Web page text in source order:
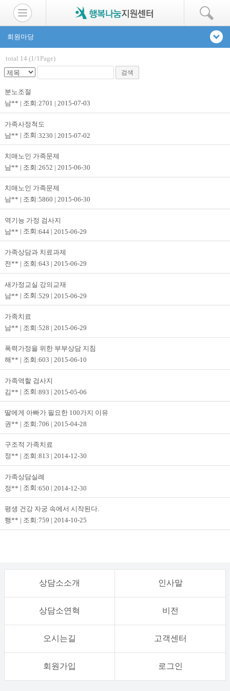
회원마당
total 14 (1/1Page)
검색
분노조절
남**
2701 2015-07-03
가족사정척도
남**
3230 2015-07-02
치매노인 가족문제
남**
2652 2015-06-30
치매노인 가족문제
남**
5860 2015-06-30
역기능 가정 검사지
남**
644 2015-06-29
가족상담과 치료과제
전**
643 2015-06-29
새가정교실 강의교재
남**
529 2015-06-29
가족치료
남**
528 2015-06-29
폭력가정을 위한 부부상담 지침
해**
603 2015-06-10
가족역할 검사지
김**
893 2015-05-06
딸에게 아빠가 필요한 100가지 이유
권**
706 2015-04-28
구조적 가족치료
정**
813 2014-12-30
가족상담실례
정**
650 2014-12-30
평생 건강 자궁 속에서 시작된다.
행**
759 2014-10-25
상담소소개 인사말
상담소연혁 비전
오시는길 고객센터
회원가입 로그인